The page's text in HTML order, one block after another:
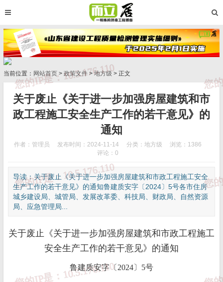
当前位置： 网站首页 > 政策文件 >地方级> 正文
关于废止《关于进一步加强房屋建筑和市
政工程施工安全生产工作的若干意见》的
通知
作者：管理员 发布时间：2024-11-14 分类： 地方级
浏览：1386
评论：0
导读：关于废止《关于进一步加强房屋建筑和市政工程施工安全
生产工作的若干意见》的通知鲁建质安字〔2024〕5号各市住房
城乡建设局、城管局、发展改革委、科技局、财政局、自然资源
局、应急管理局...
关于废止《关于进一步加强房屋建筑和市政工程施工
安全生产工作的若干意见》的通知
鲁建质安字〔2024〕5号